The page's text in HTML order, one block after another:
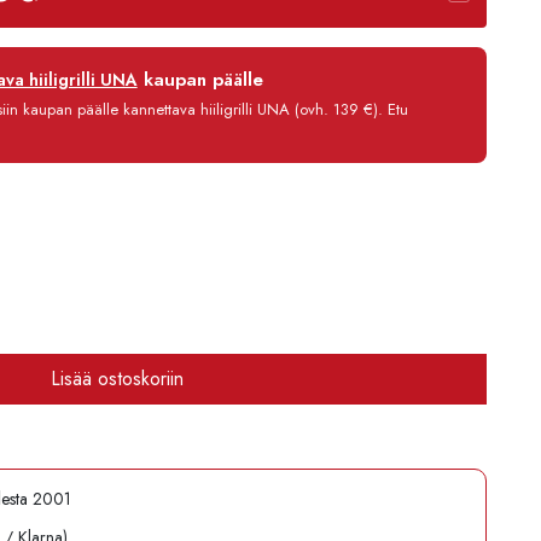
hiiligrilli UNAkaupan päälle
kaupan päälle kannettava hiiligrilli UNA (ovh. 139 €). Etu
Lisää ostoskoriin
2001